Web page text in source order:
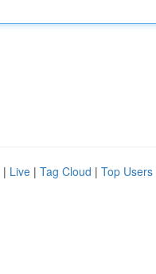
| Live | Tag Cloud | Top Users